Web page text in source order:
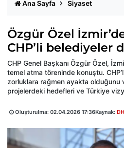
Ana Sayfa Siyaset
Özgür Özel
CHP’li belediyeler
CHP Genel Başkanı Özgür Özel,
temel atma töreninde konuştu.
zorluklara rağmen ayakta olduğunu
projelerdeki hedefleri ve Türkiye
Oluşturulma: 02.04.2026 17:36Kaynak: